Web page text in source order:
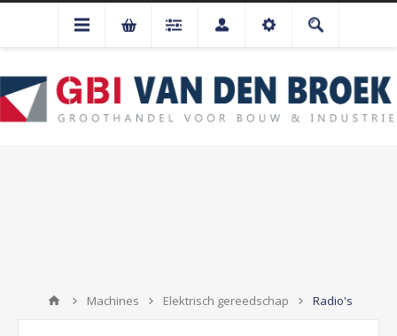
Machines Elektrisch gereedschap Radio's